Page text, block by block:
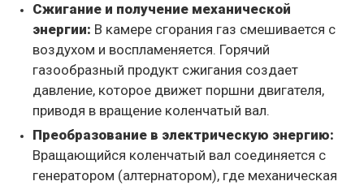
Сжигание и получение механической
энергии: В камере сгорания газ смешивается с
воздухом и воспламеняется. Горячий
газообразный продукт сжигания создает
давление, которое движет поршни двигателя,
приводя в вращение коленчатый вал.
Преобразование в электрическую энергию:
Вращающийся коленчатый вал соединяется с
генератором (алтернатором), где механическая